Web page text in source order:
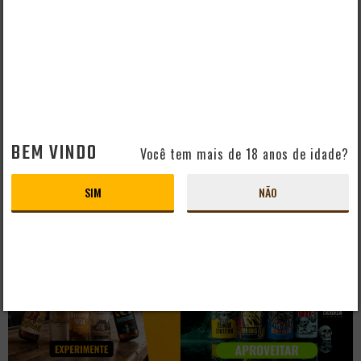
PRODUTO ESGOTADO
500ML
PRODUTO ESGOTADO
BEM VINDO Você tem mais de 18 anos de idade?
SIM NÃO